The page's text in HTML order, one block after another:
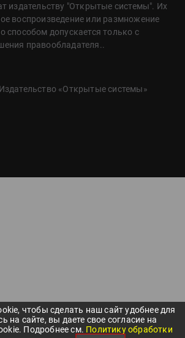
издательству "Открытые системы". Их
воспроизведение или размножение
способом допускается только с
правообладателя..
«Открытые системы»
чтобы сделать наш сайт удобнее для
на сайте, вы даете свое согласие на
Подробнее см. Политику обработки